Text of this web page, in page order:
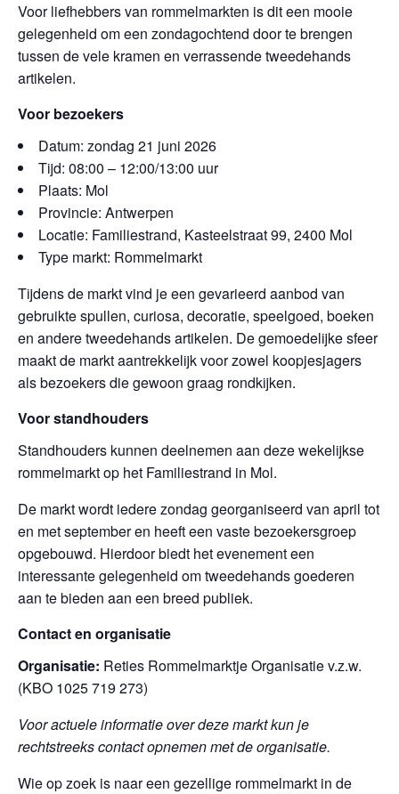
Voor liefhebbers van rommelmarkten is dit een mooie
gelegenheid om een zondagochtend door te brengen
tussen de vele kramen en verrassende tweedehands
artikelen.
Voor bezoekers
Datum: zondag 21 juni 2026
Tijd: 08:00 – 12:00/13:00 uur
Plaats: Mol
Provincie: Antwerpen
Locatie: Familiestrand, Kasteelstraat 99, 2400 Mol
Type markt: Rommelmarkt
Tijdens de markt vind je een gevarieerd aanbod van
gebruikte spullen, curiosa, decoratie, speelgoed, boeken
en andere tweedehands artikelen. De gemoedelijke sfeer
maakt de markt aantrekkelijk voor zowel koopjesjagers
als bezoekers die gewoon graag rondkijken.
Voor standhouders
Standhouders kunnen deelnemen aan deze wekelijkse
rommelmarkt op het Familiestrand in Mol.
De markt wordt iedere zondag georganiseerd van april tot
en met september en heeft een vaste bezoekersgroep
opgebouwd. Hierdoor biedt het evenement een
interessante gelegenheid om tweedehands goederen
aan te bieden aan een breed publiek.
Contact en organisatie
Organisatie: Reties Rommelmarktje Organisatie v.z.w.
(KBO 1025 719 273)
Voor actuele informatie over deze markt kun je
rechtstreeks contact opnemen met de organisatie.
Wie op zoek is naar een gezellige rommelmarkt in de